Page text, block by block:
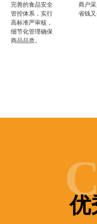
完善的食品安全
管控体系，实行
高标准严审核，
细节化管理确保
商品品质。
商户采
省钱又
优
服务
馆接入
经营助
手服
务，收
入增幅